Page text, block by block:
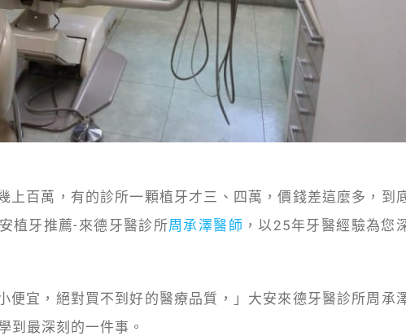
上百萬，有的診所一顆植牙才三、四萬，價錢差這麼多，到
植牙推薦-來德牙醫診所周承澤醫師 ，以25年牙醫經驗為您
便宜，絕對買不到好的醫療品質，」大安來德牙醫診所周承
到最深刻的一件事。